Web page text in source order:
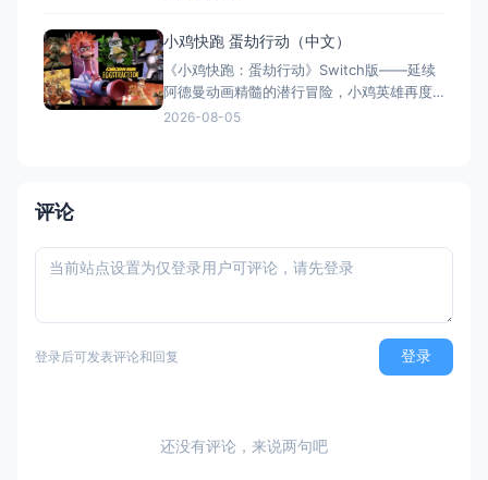
持跨平台联机与全区中文，2025年11月5日
全平台发售，Switch港服约73
小鸡快跑 蛋劫行动（中文）
《小鸡快跑：蛋劫行动》Switch版——延续
阿德曼动画精髓的潜行冒险，小鸡英雄再度
集结 游戏类型：动作冒险类（潜行 × 动作平
2026-08-05
评论
登录后可发表评论和回复 登录
还没有评论，来说两句吧